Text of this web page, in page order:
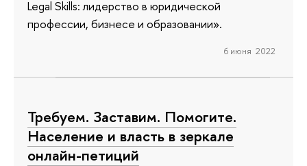
Legal Skills: лидерство в юридической
профессии, бизнесе и образовании».
6 июня 2022
Требуем. Заставим. Помогите.
Население и власть в зеркале
онлайн-петиций